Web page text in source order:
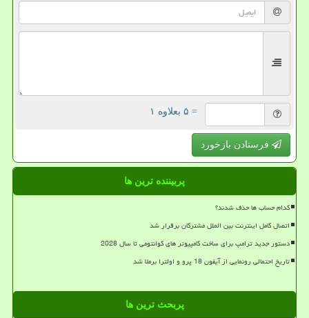
= ۵ بعلاوه ۱
فرستادن بازخورد
پربیننده ترین ها
کدام حساب ها حذف شدند؟
اتصال کامل اینترنت بین الملل مشترکان برقرار شد
دستور جدید ترامپ برای ساخت کامپیوتر های کوانتومی تا سال 2028
تاریخ احتمالی رونمایی از آیفون 18 پرو و اولترا برملا شد
پربحث ترین ها